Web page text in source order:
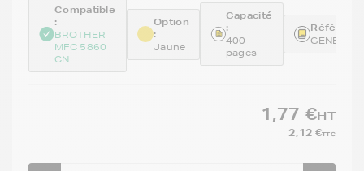
Compatible
:
BROTHER
MFC 5860
CN
Option
:
Jaune
Capacité
:
400
pages
1,77 €HT
2,12 €TTC